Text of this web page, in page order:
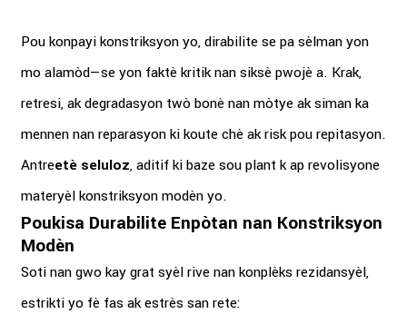
Pou konpayi konstriksyon yo, dirabilite se pa sèlman yon
mo alamòd—se yon faktè kritik nan siksè pwojè a. Krak,
retresi, ak degradasyon twò bonè nan mòtye ak siman ka
mennen nan reparasyon ki koute chè ak risk pou repitasyon.
Antreetè seluloz, aditif ki baze sou plant k ap revolisyone
materyèl konstriksyon modèn yo.
Poukisa Durabilite Enpòtan nan Konstriksyon
Modèn
Soti nan gwo kay grat syèl rive nan konplèks rezidansyèl,
estrikti yo fè fas ak estrès san rete: